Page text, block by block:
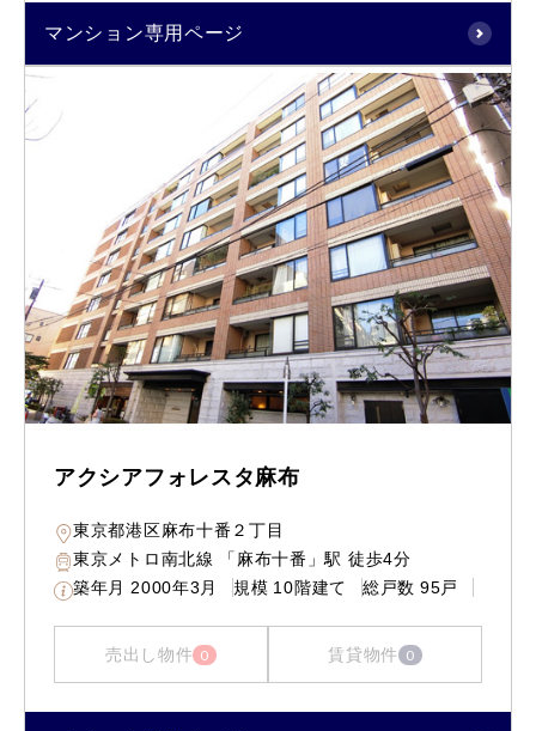
マンション専用ページ
アクシアフォレスタ麻布
東京都港区麻布十番２丁目
東京メトロ南北線 「麻布十番」駅 徒歩4分
築年月 2000年3月 規模 10階建て 総戸数 95戸
売出し物件 0 賃貸物件 0